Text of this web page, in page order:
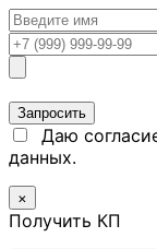
Даю
данных.
×
Получить КП